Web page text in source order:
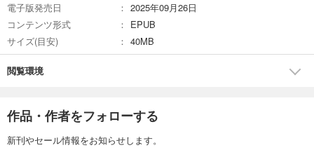
電子版発売日
2025年09月26日
コンテンツ形式
EPUB
サイズ(目安)
40MB
閲覧環境
作品・作者をフォローする
新刊やセール情報をお知らせします。